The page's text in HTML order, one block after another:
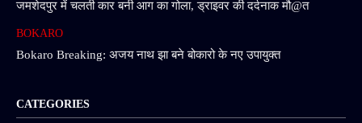
जमशेदपुर में चलती कार बनी आग का गोला, ड्राइवर की दर्दनाक मौ@त
BOKARO
Bokaro Breaking: अजय नाथ झा बने बोकारो के नए उपायुक्त
CATEGORIES